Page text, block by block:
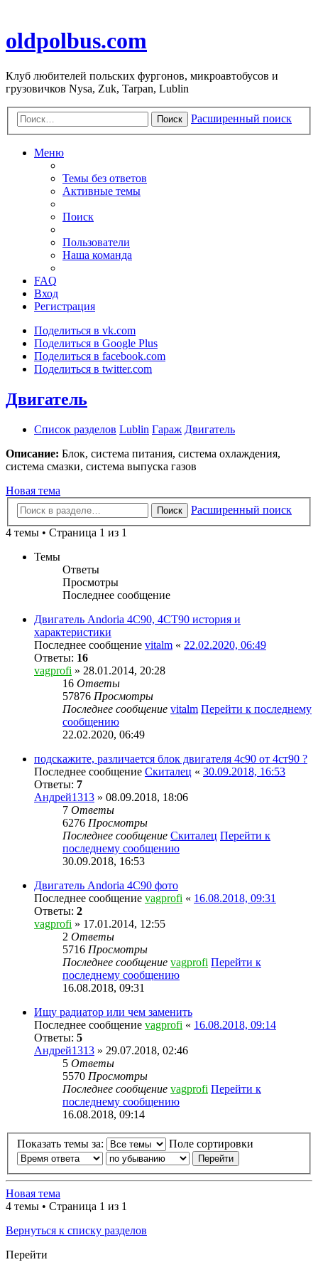
oldpolbus.com
Клуб любителей польских фургонов, микроавтобусов и
грузовичков Nysa, Zuk, Tarpan, Lublin
Поиск Расширенный поиск
Меню
Темы без ответов
Активные темы
Поиск
Пользователи
Наша команда
FAQ
Вход
Регистрация
Поделиться в vk.com
Поделиться в Google Plus
Поделиться в facebook.com
Поделиться в twitter.com
Двигатель
Список разделов Lublin Гараж Двигатель
Описание: Блок, система питания, система охлаждения,
система смазки, система выпуска газов
Новая тема
Поиск
Расширенный поиск
4 темы • Страница 1 из 1
Темы
Ответы
Просмотры
Последнее сообщение
Двигатель Andoria 4C90, 4СТ90 история и
характеристики
Последнее сообщение vitalm « 22.02.2020, 06:49
Ответы: 16
vagprofi » 28.01.2014, 20:28
16 Ответы
57876 Просмотры
Последнее сообщение vitalm Перейти к последнему
сообщению
22.02.2020, 06:49
подскажите, различается блок двигателя 4с90 от 4ст90 ?
Последнее сообщение Скиталец « 30.09.2018, 16:53
Ответы: 7
Андрей1313 » 08.09.2018, 18:06
7 Ответы
6276 Просмотры
Последнее сообщение Скиталец Перейти к
последнему сообщению
30.09.2018, 16:53
Двигатель Andoria 4C90 фото
Последнее сообщение vagprofi « 16.08.2018, 09:31
Ответы: 2
vagprofi » 17.01.2014, 12:55
2 Ответы
5716 Просмотры
Последнее сообщение vagprofi Перейти к
последнему сообщению
16.08.2018, 09:31
Ищу радиатор или чем заменить
Последнее сообщение vagprofi « 16.08.2018, 09:14
Ответы: 5
Андрей1313 » 29.07.2018, 02:46
5 Ответы
5570 Просмотры
Последнее сообщение vagprofi Перейти к
последнему сообщению
16.08.2018, 09:14
Показать темы за: Поле сортировки
Новая тема
4 темы • Страница 1 из 1
Вернуться к списку разделов
Перейти